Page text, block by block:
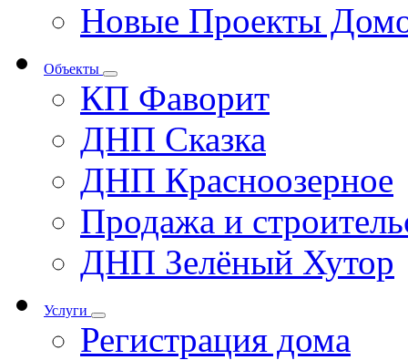
Новые Проекты
Объекты
КП Фаворит
ДНП Сказка
ДНП Красноозерное
Продажа и
ДНП Зелёный Хутор
Услуги
Регистрация дома